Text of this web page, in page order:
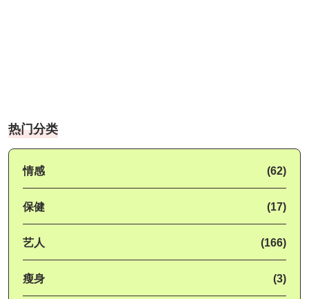
热门分类
情感 (62)
保健 (17)
艺人 (166)
瘦身 (3)